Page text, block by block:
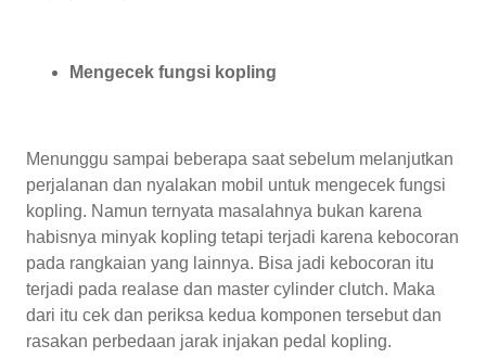
Mengecek fungsi kopling
Menunggu sampai beberapa saat sebelum melanjutkan
perjalanan dan nyalakan mobil untuk mengecek fungsi
kopling. Namun ternyata masalahnya bukan karena
habisnya minyak kopling tetapi terjadi karena kebocoran
pada rangkaian yang lainnya. Bisa jadi kebocoran itu
terjadi pada realase dan master cylinder clutch. Maka
dari itu cek dan periksa kedua komponen tersebut dan
rasakan perbedaan jarak injakan pedal kopling.